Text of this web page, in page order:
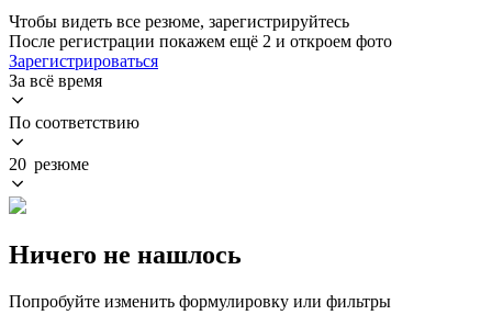
Чтобы видеть все резюме, зарегистрируйтесь
После регистрации покажем ещё 2 и откроем фото
Зарегистрироваться
За всё время
По соответствию
20 резюме
Ничего не нашлось
Попробуйте изменить формулировку или фильтры